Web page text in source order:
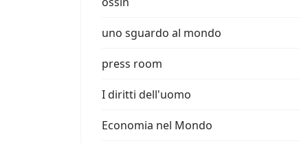
uno sguardo al mondo
press room
I diritti dell'uomo
Economia nel Mondo